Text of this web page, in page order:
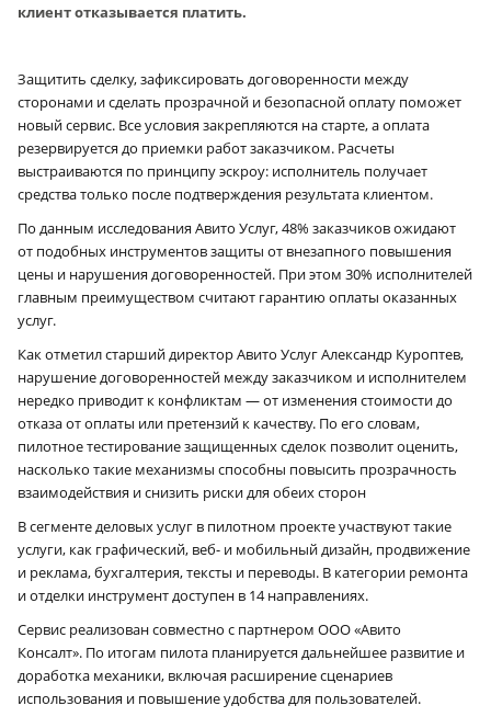
клиент отказывается платить.
Защитить сделку, зафиксировать договоренности между
сторонами и сделать прозрачной и безопасной оплату поможет
новый сервис. Все условия закрепляются на старте, а оплата
резервируется до приемки работ заказчиком. Расчеты
выстраиваются по принципу эскроу: исполнитель получает
средства только после подтверждения результата клиентом.
По данным исследования Авито Услуг, 48% заказчиков ожидают
от подобных инструментов защиты от внезапного повышения
цены и нарушения договоренностей. При этом 30% исполнителей
главным преимуществом считают гарантию оплаты оказанных
услуг.
Как отметил старший директор Авито Услуг Александр Куроптев,
нарушение договоренностей между заказчиком и исполнителем
нередко приводит к конфликтам — от изменения стоимости до
отказа от оплаты или претензий к качеству. По его словам,
пилотное тестирование защищенных сделок позволит оценить,
насколько такие механизмы способны повысить прозрачность
взаимодействия и снизить риски для обеих сторон
В сегменте деловых услуг в пилотном проекте участвуют такие
услуги, как графический, веб- и мобильный дизайн, продвижение
и реклама, бухгалтерия, тексты и переводы. В категории ремонта
и отделки инструмент доступен в 14 направлениях.
Сервис реализован совместно с партнером ООО «Авито
Консалт». По итогам пилота планируется дальнейшее развитие и
доработка механики, включая расширение сценариев
использования и повышение удобства для пользователей.